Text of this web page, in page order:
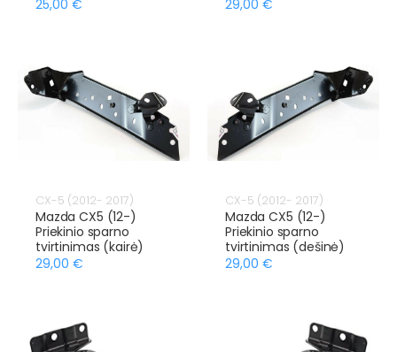
25,00 €
29,00 €
CX-5 (2012- 2017)
Mazda CX5 (12-)
Priekinio sparno
tvirtinimas (kairė)
29,00 €
CX-5 (2012- 2017)
Mazda CX5 (12-)
Priekinio sparno
tvirtinimas (dešinė)
29,00 €